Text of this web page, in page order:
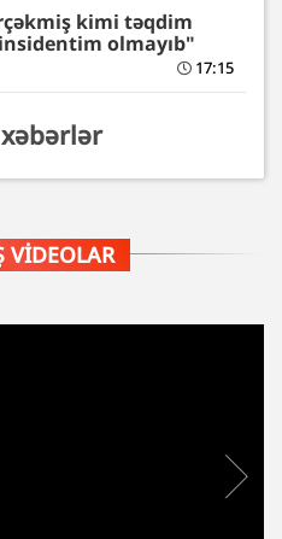
kimi təqdim
olmayıb"
17:15
VIDEOLAR